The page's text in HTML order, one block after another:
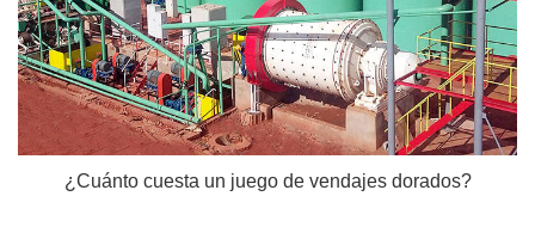
¿Cuánto cuesta un juego de vendajes dorados?